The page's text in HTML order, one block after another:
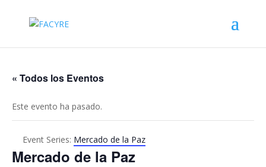
« Todos los Eventos
Este evento ha pasado.
Event Series: Mercado de la Paz
Mercado de la Paz